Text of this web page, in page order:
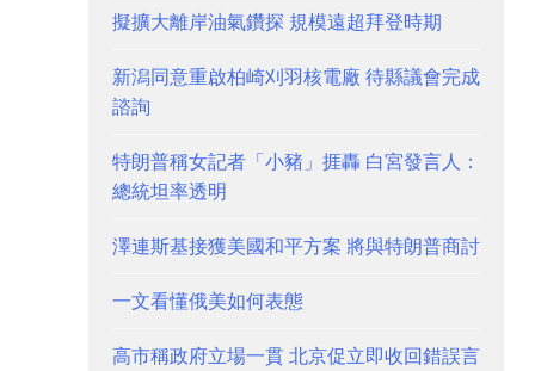
擬擴大離岸油氣鑽探 規模遠超拜登時期
新潟同意重啟柏崎刈羽核電廠 待縣議會完成
諮詢
特朗普稱女記者「小豬」捱轟 白宮發言人：
總統坦率透明
澤連斯基接獲美國和平方案 將與特朗普商討
一文看懂俄美如何表態
高市稱政府立場一貫 北京促立即收回錯誤言